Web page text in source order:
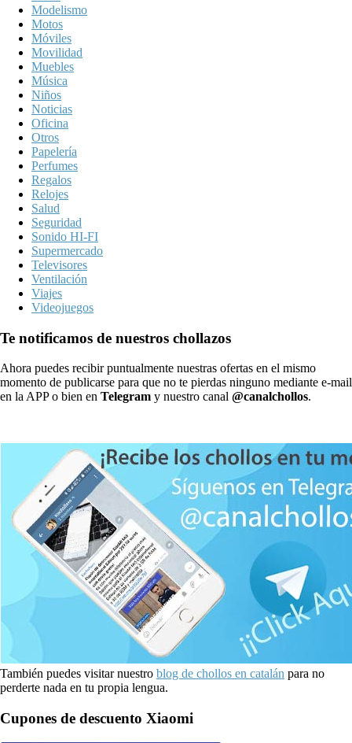
Modelismo
Motos
Móviles
Movilidad
Muebles
Música
Niños
Noticias
Oficina
Otros
Papelería
Perfumes
Regalos
Relojes
Salud
Seguridad
Sonido HI-FI
Supermercado
Televisores
Ventilación
Viajes
Videojuegos
Te notificamos de nuestros chollazos
Ahora puedes recibir puntualmente nuestras ofertas en el mismo
momento de publicarse para que no te pierdas ninguno mediante e-mail
en la APP o bien en Telegram y nuestro canal @canalchollos.
También puedes visitar nuestro blog de chollos en catalán para no
perderte nada en tu propia lengua.
Cupones de descuento Xiaomi